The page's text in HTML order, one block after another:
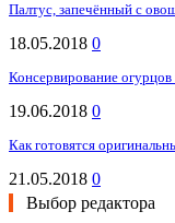
Палтус, запечённый с
18.05.2018 0
Консервирование
19.06.2018 0
Как готовятся
21.05.2018 0
Выбор редактора